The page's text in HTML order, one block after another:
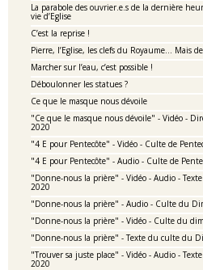
La parabole des ouvrier.e.s de la dernière
vie d’Eglise
C’est la reprise !
Pierre, l’Eglise, les clefs du Royaume… Mais
Marcher sur l’eau, c’est possible !
Déboulonner les statues ?
Ce que le masque nous dévoile
"Ce que le masque nous dévoile" - Vidéo -
2020
"4 E pour Pentecôte" - Vidéo - Culte de
"4 E pour Pentecôte" - Audio - Culte de
"Donne-nous la prière" - Vidéo - Audio -
2020
"Donne-nous la prière" - Audio - Culte du
"Donne-nous la prière" - Vidéo - Culte du
"Donne-nous la prière" - Texte du culte du
"Trouver sa juste place" - Vidéo - Audio -
2020